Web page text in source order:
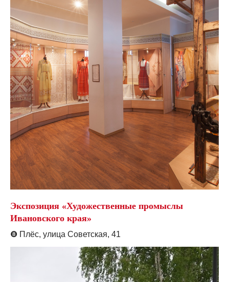
Экспозиция «Художественные промыслы
Ивановского края»
❽ Плёс, улица Советская, 41